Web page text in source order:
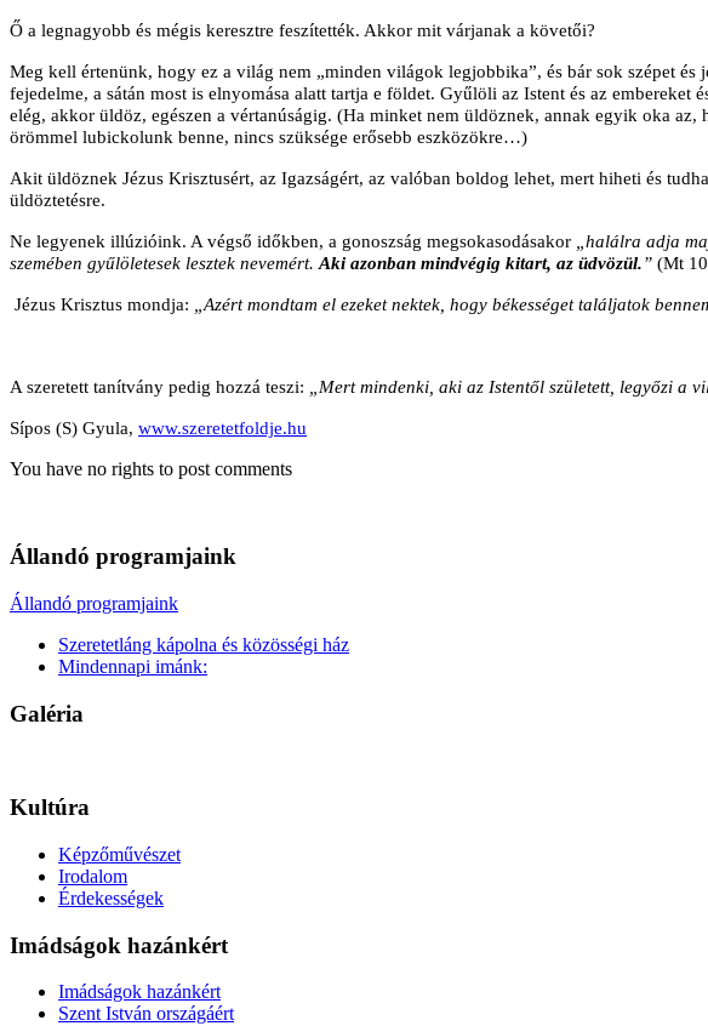
Ő a legnagyobb és mégis keresztre feszítették. Akkor mit várjanak a követői?
Meg kell értenünk, hogy ez a világ nem „minden világok legjobbika”, és bár sok szépet
fejedelme, a sátán most is elnyomása alatt tartja e földet. Gyűlöli az Istent és az
elég, akkor üldöz, egészen a vértanúságig. (Ha minket nem üldöznek, annak egyik oka
örömmel lubickolunk benne, nincs szüksége erősebb eszközökre…)
Akit üldöznek Jézus Krisztusért, az Igazságért, az valóban boldog lehet, mert hiheti és
üldöztetésre.
Ne legyenek illúzióink. A végső időkben, a gonoszság megsokasodásakor
„halálra adja
szemében gyűlöletesek lesztek nevemért. Aki azonban mindvégig kitart, az üdvözül.” (Mt
Jézus Krisztus mondja:
„Azért mondtam el ezeket nektek, hogy békességet találjatok
A szeretett tanítvány pedig hozzá teszi: „Mert mindenki, aki az Istentől született, legyőzi a
Sípos (S) Gyula, www.szeretetfoldje.hu
You have no rights to post comments
Állandó programjaink
Állandó programjaink
Szeretetláng kápolna és közösségi ház
Mindennapi imánk:
Galéria
Kultúra
Képzőművészet
Irodalom
Érdekességek
Imádságok hazánkért
Imádságok hazánkért
Szent István országáért